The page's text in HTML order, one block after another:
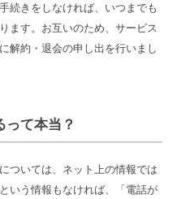
続きをしなければ、いつまでも
ます。お互いのため、サービス
解約・退会の申し出を行いまし
って本当？
ついては、ネット上の情報では
いう情報もなければ、「電話が